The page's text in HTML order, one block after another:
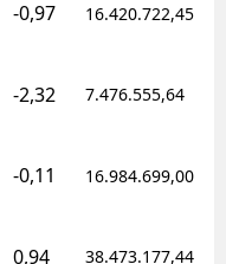
-0,97 16.420.722,45
-2,32 7.476.555,64
-0,11 16.984.699,00
0,94 38.473.177,44